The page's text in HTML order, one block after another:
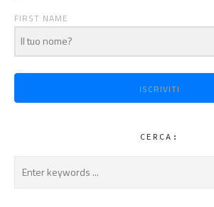
FIRST NAME
ISCRIVITI
CERCA: